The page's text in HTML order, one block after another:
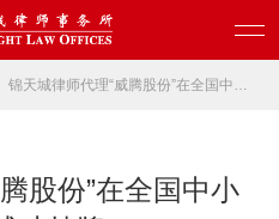
锦天城律师代理“威腾股份”在全国中小企业股份转让系统成功挂牌
股份”在全国中小